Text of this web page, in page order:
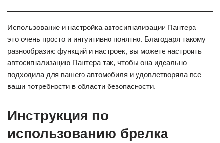
Использование и настройка автосигнализации Пантера –
это очень просто и интуитивно понятно. Благодаря такому
разнообразию функций и настроек, вы можете настроить
автосигнализацию Пантера так, чтобы она идеально
подходила для вашего автомобиля и удовлетворяла все
ваши потребности в области безопасности.
Инструкция по
использованию брелка